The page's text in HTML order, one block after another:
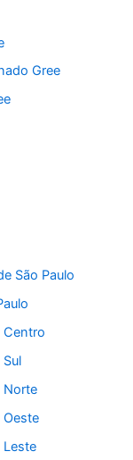
Gree
São Paulo
Centro
Norte
Leste